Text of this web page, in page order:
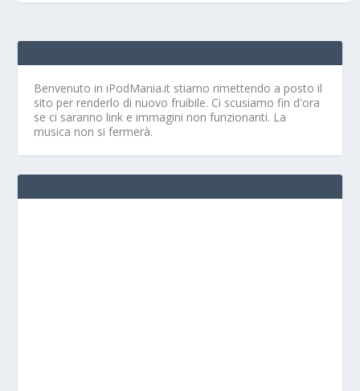
Benvenuto in iPodMania.it stiamo rimettendo a posto il
sito per renderlo di nuovo fruibile. Ci scusiamo fin d'ora
se ci saranno link e immagini non funzionanti. La
musica non si fermerà.